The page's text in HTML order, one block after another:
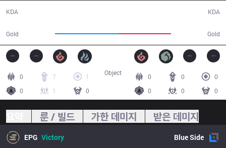
KDA
Gold Gold
KDA
0 7
1
0
1 0
0 0
0
0
0 0
Object
룬 / 빌드 가한 데미지 받은 데미지
EPG Victory BlueSide